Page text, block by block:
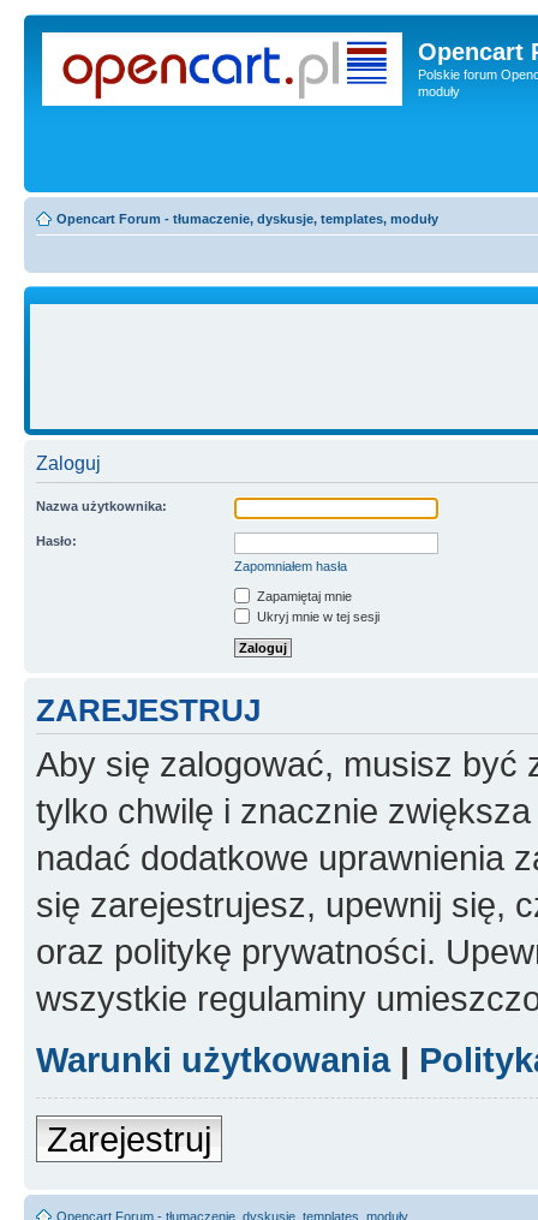
Opencart
Polskie forum
moduły
Opencart Forum - tłumaczenie, dyskusje, templates, moduły
Zaloguj
Nazwa użytkownika:
Hasło:
Zapomniałem hasła
Zapamiętaj mnie
Ukryj mnie w tej sesji
ZAREJESTRUJ
Aby się zalogować, musisz być
tylko chwilę i znacznie
nadać dodatkowe uprawnienia
się zarejestrujesz, upewnij się,
oraz politykę prywatności.
wszystkie regulaminy
Warunki użytkowania|
Zarejestruj
Opencart Forum - tłumaczenie, dyskusje, templates, moduły